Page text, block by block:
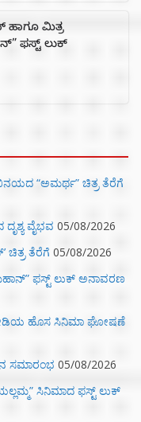
ಹಾಗೂ ಮಿತ್ರ
ಫಸ್ಟ್ ಲುಕ್
“ಅಮರ್ಥ” ಚಿತ್ರ ತೆರೆಗೆ
ವೈಭವ 05/08/2026
ಚಿತ್ರ ತೆರೆಗೆ 05/08/2026
ಫಸ್ಟ್ ಲುಕ್ ಅನಾವರಣ
ಹೊಸ ಸಿನಿಮಾ ಘೋಷಣೆ
ಸಮಾರಂಭ 05/08/2026
ಸಿನಿಮಾದ ಫಸ್ಟ್‌ ಲುಕ್‌